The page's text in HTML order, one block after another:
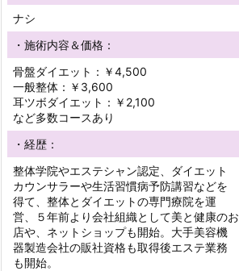
ナシ
・施術内容＆価格：
骨盤ダイエット：￥4,500
一般整体：￥3,600
耳ツボダイエット：￥2,100
など多数コースあり
・経歴：
整体学院やエステシャン認定、ダイエット
カウンサラーや生活習慣病予防講習などを
得て、整体とダイエットの専門療院を運
営、５年前より会社組織として美と健康のお
店や、ネットショップも開始。大手美容機
器製造会社の販社資格も取得後エステ業務
も開始。